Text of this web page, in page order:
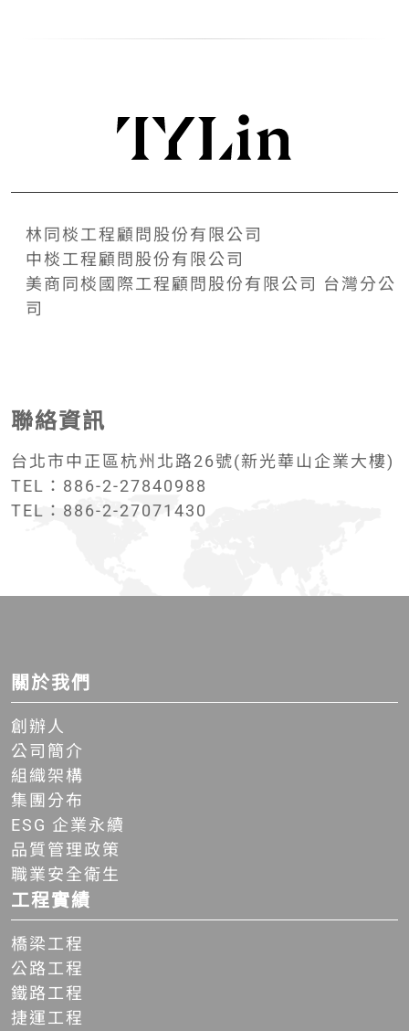
林同棪工程顧問股份有限公司
中棪工程顧問股份有限公司
美商同棪國際工程顧問股份有限公司 台灣分公
司
聯絡資訊
台北市中正區杭州北路26號(新光華山企業大樓)
TEL：886-2-27840988
TEL：886-2-27071430
關於我們
創辦人
公司簡介
組織架構
集團分布
ESG 企業永續
品質管理政策
職業安全衛生
工程實績
橋梁工程
公路工程
鐵路工程
捷運工程